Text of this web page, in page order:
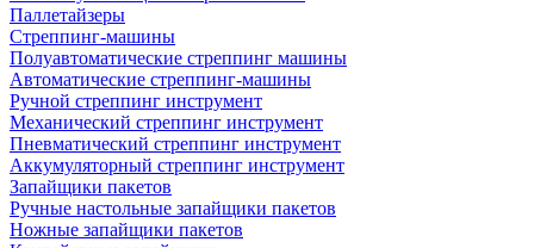
Паллетайзеры
Стреппинг-машины
Полуавтоматические стреппинг машины
Автоматические стреппинг-машины
Ручной стреппинг инструмент
Механический стреппинг инструмент
Пневматический стреппинг инструмент
Аккумуляторный стреппинг инструмент
Запайщики пакетов
Ручные настольные запайщики пакетов
Ножные запайщики пакетов